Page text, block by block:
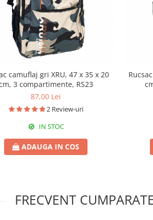
camuflaj gri XRU, 47 x 35 x 20
3 compartimente, RS23
87,00 Lei
2 Review-uri
IN STOC
ADAUGA IN COS
FRECVENT